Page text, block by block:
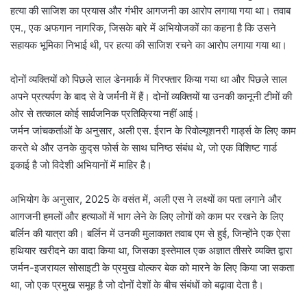
हत्या की साजिश का प्रयास और गंभीर आगजनी का आरोप लगाया गया था। तवाब
एम., एक अफगान नागरिक, जिसके बारे में अभियोजकों का कहना है कि उसने
सहायक भूमिका निभाई थी, पर हत्या की साजिश रचने का आरोप लगाया गया था।
दोनों व्यक्तियों को पिछले साल डेनमार्क में गिरफ्तार किया गया था और पिछले साल
अपने प्रत्यर्पण के बाद से वे जर्मनी में हैं। दोनों व्यक्तियों या उनकी कानूनी टीमों की
ओर से तत्काल कोई सार्वजनिक प्रतिक्रिया नहीं आई।
जर्मन जांचकर्ताओं के अनुसार, अली एस. ईरान के रिवोल्यूशनरी गार्ड्स के लिए काम
करते थे और उनके कुद्स फोर्स के साथ घनिष्ठ संबंध थे, जो एक विशिष्ट गार्ड
इकाई है जो विदेशी अभियानों में माहिर है।
अभियोग के अनुसार, 2025 के वसंत में, अली एस ने लक्ष्यों का पता लगाने और
आगजनी हमलों और हत्याओं में भाग लेने के लिए लोगों को काम पर रखने के लिए
बर्लिन की यात्रा की। बर्लिन में उनकी मुलाकात तवाब एम से हुई, जिन्होंने एक ऐसा
हथियार खरीदने का वादा किया था, जिसका इस्तेमाल एक अज्ञात तीसरे व्यक्ति द्वारा
जर्मन-इजरायल सोसाइटी के प्रमुख वोल्कर बेक को मारने के लिए किया जा सकता
था, जो एक प्रमुख समूह है जो दोनों देशों के बीच संबंधों को बढ़ावा देता है।